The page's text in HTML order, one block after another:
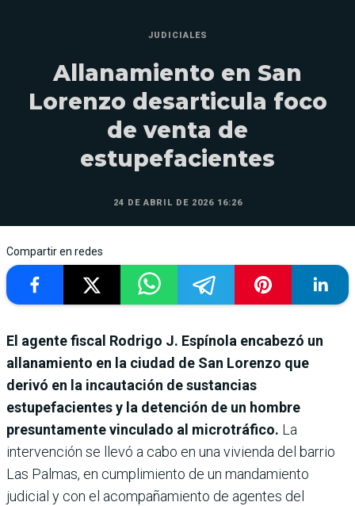
JUDICIALES
Allanamiento en San
Lorenzo desarticula foco
de venta de
estupefacientes
24 DE ABRIL DE 2026 16:26
Compartir en redes
El agente fiscal Rodrigo J. Espínola encabezó un
allanamiento en la ciudad de San Lorenzo que
derivó en la incautación de sustancias
estupefacientes y la detención de un hombre
presuntamente vinculado al microtráfico. La
intervención se llevó a cabo en una vivienda del barrio
Las Palmas, en cumplimiento de un mandamiento
judicial y con el acompañamiento de agentes del